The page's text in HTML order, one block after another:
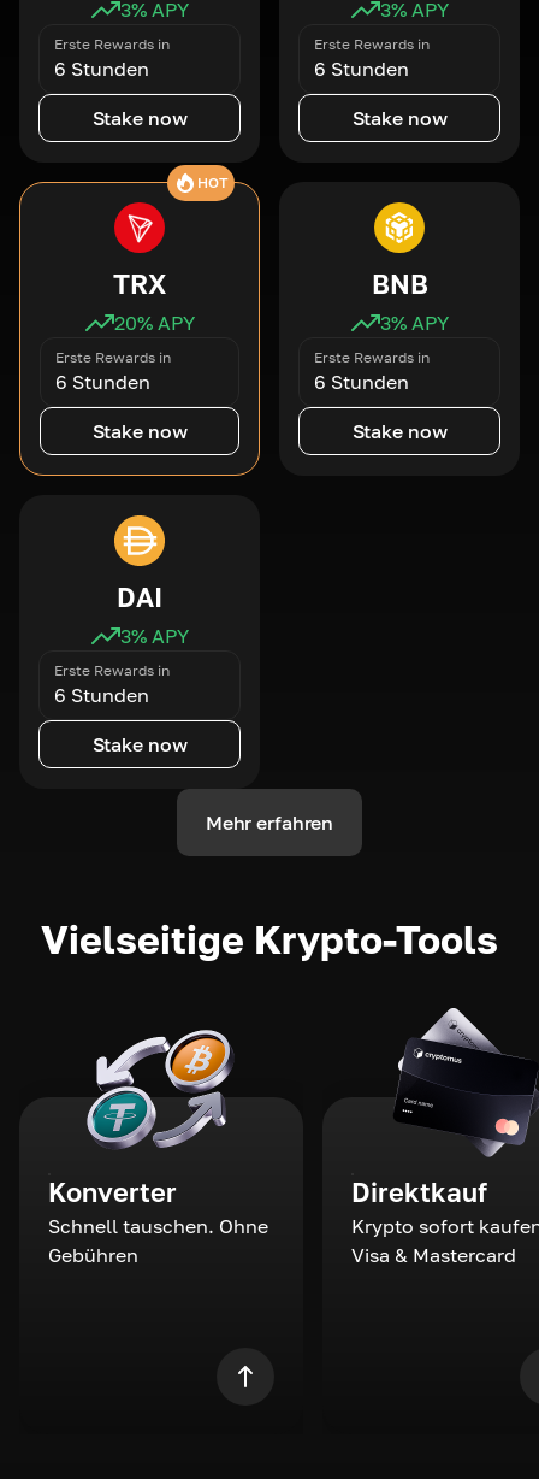
3% APY
Erste Rewards in
6 Stunden
Stake now
3% APY
Erste Rewards in
6 Stunden
Stake now
HOT
TRX
20% APY
Erste Rewards in
6 Stunden
Stake now
BNB
3% APY
Erste Rewards in
6 Stunden
Stake now
DAI
3% APY
Erste Rewards in
6 Stunden
Stake now
Mehr erfahren
Vielseitige Krypto-Tools
Konverter
Schnell tauschen. Ohne
Gebühren
Direktkauf
Krypto sofort
Visa & Mastercard